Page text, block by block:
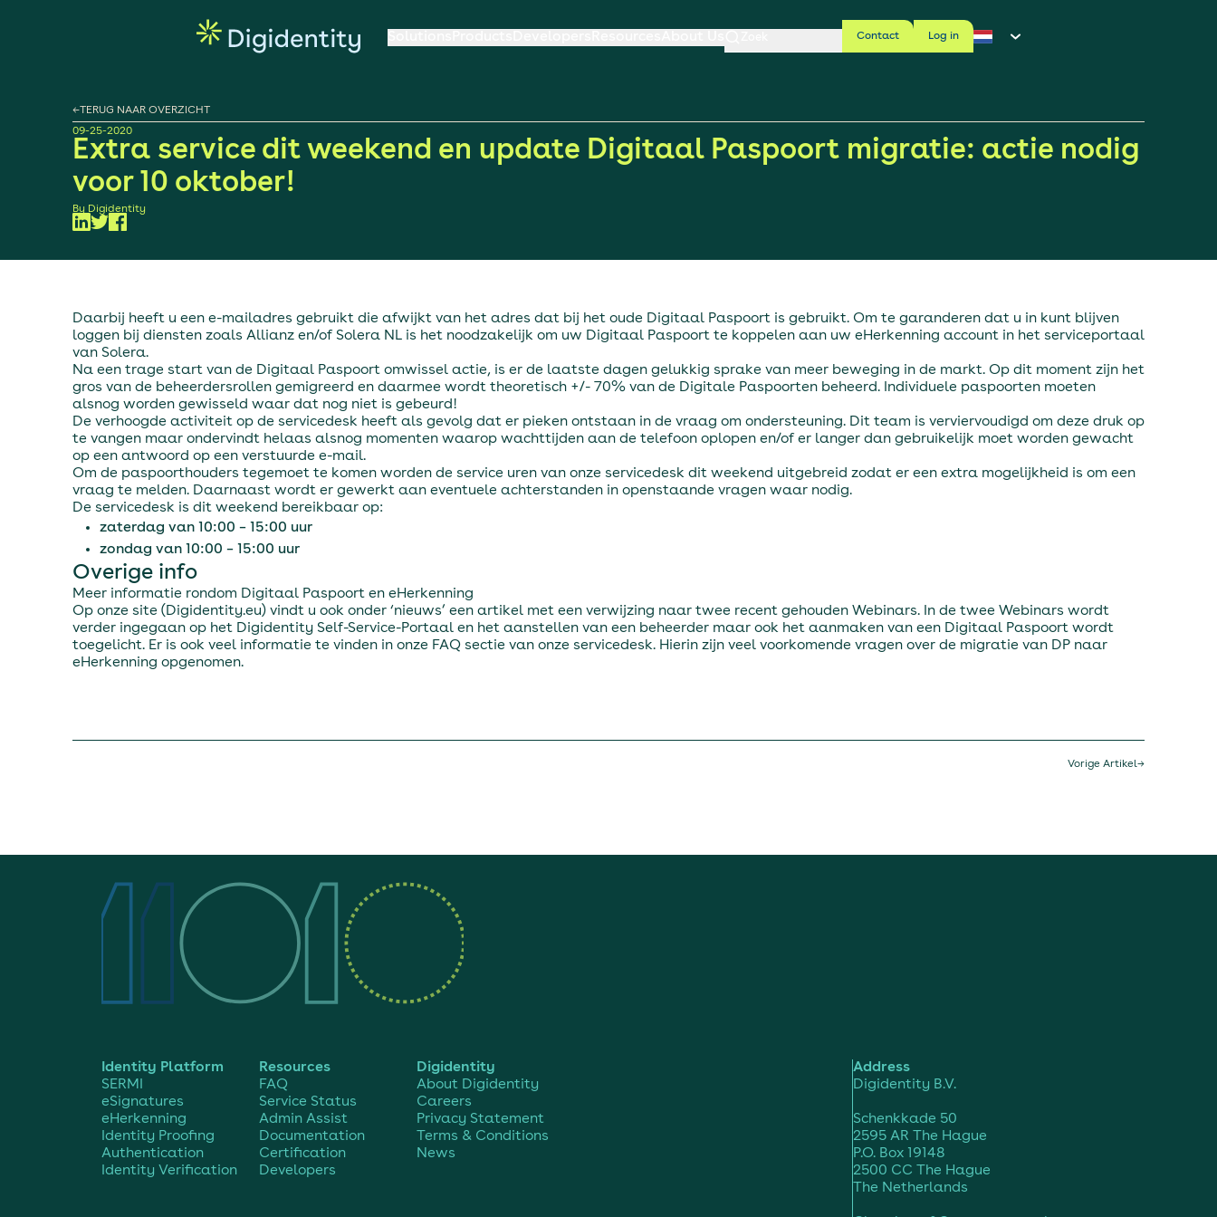
Contact Log in
←TERUG NAAR OVERZICHT
09-25-2020
Extra service dit weekend en update Digitaal Paspoort migratie: actie nodig
voor 10 oktober!
By Digidentity
Daarbij heeft u een e-mailadres gebruikt die afwijkt van het adres dat bij het oude Digitaal Paspoort is gebruikt. Om te garanderen dat u in kunt blijven
loggen bij diensten zoals Allianz en/of Solera NL is het noodzakelijk om uw Digitaal Paspoort te koppelen aan uw eHerkenning account in het serviceportaal
van Solera.
Na een trage start van de Digitaal Paspoort omwissel actie, is er de laatste dagen gelukkig sprake van meer beweging in de markt. Op dit moment zijn het
gros van de beheerdersrollen gemigreerd en daarmee wordt theoretisch +/- 70% van de Digitale Paspoorten beheerd. Individuele paspoorten moeten
alsnog worden gewisseld waar dat nog niet is gebeurd!
De verhoogde activiteit op de servicedesk heeft als gevolg dat er pieken ontstaan in de vraag om ondersteuning. Dit team is verviervoudigd om deze druk op
te vangen maar ondervindt helaas alsnog momenten waarop wachttijden aan de telefoon oplopen en/of er langer dan gebruikelijk moet worden gewacht
op een antwoord op een verstuurde e-mail.
Om de paspoorthouders tegemoet te komen worden de service uren van onze servicedesk dit weekend uitgebreid zodat er een extra mogelijkheid is om een
vraag te melden. Daarnaast wordt er gewerkt aan eventuele achterstanden in openstaande vragen waar nodig.
De servicedesk is dit weekend bereikbaar op:
zaterdag van 10:00 – 15:00 uur
zondag van 10:00 – 15:00 uur
Overige info
Meer informatie rondom Digitaal Paspoort en eHerkenning
Op onze site (Digidentity.eu) vindt u ook onder ‘nieuws’ een artikel met een verwijzing naar twee recent gehouden Webinars. In de twee Webinars wordt
verder ingegaan op het Digidentity Self-Service-Portaal en het aanstellen van een beheerder maar ook het aanmaken van een Digitaal Paspoort wordt
toegelicht. Er is ook veel informatie te vinden in onze FAQ sectie van onze servicedesk. Hierin zijn veel voorkomende vragen over de migratie van DP naar
eHerkenning opgenomen.
Vorige Artikel→
Identity Platform
SERMI
eSignatures
eHerkenning
Identity Proofing
Authentication
Identity Verification
Resources
FAQ
Service Status
Admin Assist
Documentation
Certification
Developers
Digidentity
About Digidentity
Careers
Privacy Statement
Terms & Conditions
News
Address
Digidentity B.V.
Schenkkade 50
2595 AR The Hague
P.O. Box 19148
2500 CC The Hague
The Netherlands